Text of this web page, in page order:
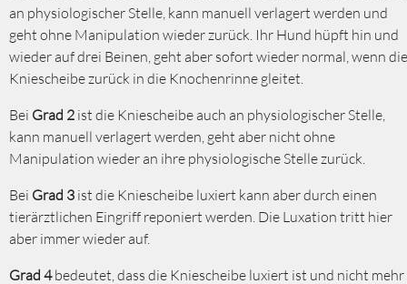
an physiologischer Stelle, kann manuell verlagert werden und
geht ohne Manipulation wieder zurück. Ihr Hund hüpft hin und
wieder auf drei Beinen, geht aber sofort wieder normal, wenn die
Kniescheibe zurück in die Knochenrinne gleitet.
Bei Grad 2 ist die Kniescheibe auch an physiologischer Stelle,
kann manuell verlagert werden, geht aber nicht ohne
Manipulation wieder an ihre physiologische Stelle zurück.
Bei Grad 3 ist die Kniescheibe luxiert kann aber durch einen
tierärztlichen Eingriff reponiert werden. Die Luxation tritt hier
aber immer wieder auf.
Grad 4bedeutet, dass die Kniescheibe luxiert ist und nicht mehr